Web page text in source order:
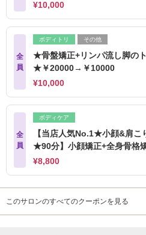
¥10,000
全
員
ボディトリ その他
★骨盤矯正+リンパ流し脚の
★￥20000→￥10000
¥10,000
全
員
ボディケア
【当店人気No.1★小顔&肩こ
★90分】小顔矯正+全身骨格
¥8,800
このサロンのすべてのクーポンを見る